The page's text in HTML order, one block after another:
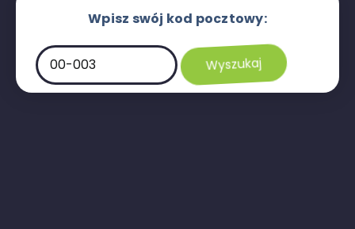
Wpisz swój kod pocztowy: